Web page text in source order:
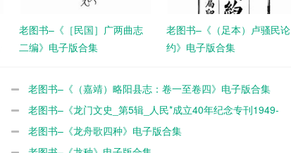
老图书–《［民国］广两曲志
二编》电子版合集
老图书–《（足本）卢骚民论
约》电子版合集
老图书–《（嘉靖）略阳县志：卷一至卷四》电子版合集
老图书–《龙门文史_第5辑_人民*成立40年纪念专刊1949-
1989》电子版合集
老图书–《龙舟歌四种》电子版合集